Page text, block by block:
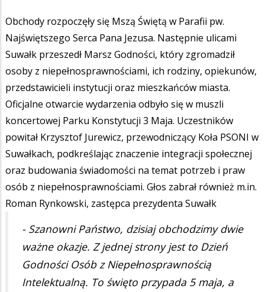
Obchody rozpoczęły się Mszą Świętą w Parafii pw.
Najświętszego Serca Pana Jezusa. Następnie ulicami
Suwałk przeszedł Marsz Godności, który zgromadził
osoby z niepełnosprawnościami, ich rodziny, opiekunów,
przedstawicieli instytucji oraz mieszkańców miasta.
Oficjalne otwarcie wydarzenia odbyło się w muszli
koncertowej Parku Konstytucji 3 Maja. Uczestników
powitał Krzysztof Jurewicz, przewodniczący Koła PSONI w
Suwałkach, podkreślając znaczenie integracji społecznej
oraz budowania świadomości na temat potrzeb i praw
osób z niepełnosprawnościami. Głos zabrał również m.in.
Roman Rynkowski, zastępca prezydenta Suwałk
- Szanowni Państwo, dzisiaj obchodzimy dwie
ważne okazje. Z jednej strony jest to Dzień
Godności Osób z Niepełnosprawnością
Intelektualną. To święto przypada 5 maja, a